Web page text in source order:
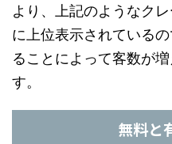
より、上記のようなク
に上位表示されている
ることによって客数が
す。
無料と